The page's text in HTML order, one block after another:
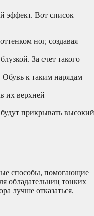
эффект. Вот список
ног, создавая
За счет такого
к таким нарядам
их верхней
прикрывать высокий
способы, помогающие
обладательниц тонких
лучше отказаться.